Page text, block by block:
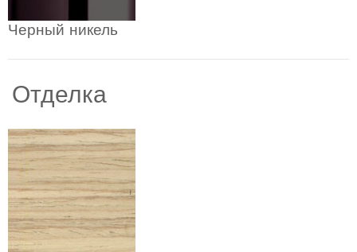
Черный никель
Отделка